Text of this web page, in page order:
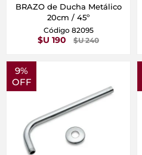
BRAZO de Ducha Metálico
20cm / 45º
Código 82095
$U 190 $U 240
9%
OFF